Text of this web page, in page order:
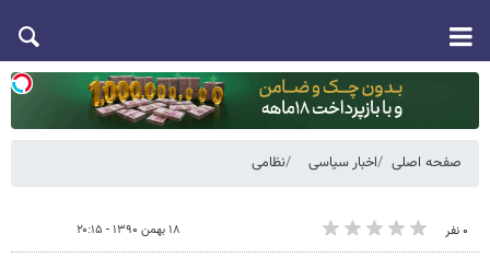
صفحه اصلی اخبار سیاسی نظامی
۰ نفر ۱۸ بهمن ۱۳۹۰ - ۲۰:۱۵